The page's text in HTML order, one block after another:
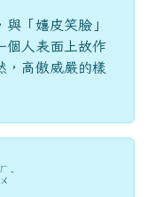
「嬉皮笑臉」
個人表面上故作
，高傲威嚴的樣
ㄏ
ㄨ ˋ